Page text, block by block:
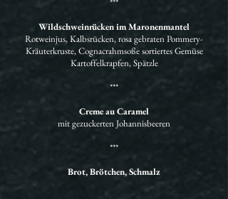
***
Wildschweinrücken im Maronenmantel
Rotweinjus, Kalbsrücken, rosa gebraten Pommery-
Kräuterkruste, Cognacrahmsoße sortiertes Gemüse
Kartoffelkrapfen, Spätzle
***
Creme au Caramel
mit gezuckerten Johannisbeeren
***
Brot, Brötchen, Schmalz